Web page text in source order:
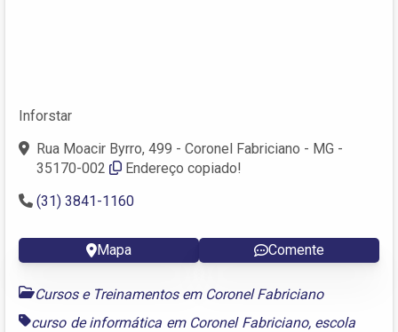
Inforstar
Rua Moacir Byrro, 499 - Coronel Fabriciano - MG -
35170-002
Endereço copiado!
(31) 3841-1160
Mapa Comente
Cursos e Treinamentos em Coronel Fabriciano
curso de informática em Coronel Fabriciano, escola